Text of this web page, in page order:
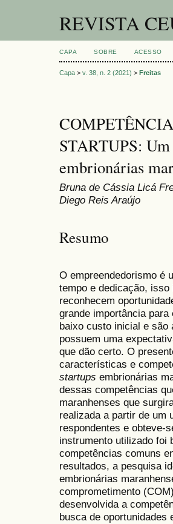
REVISTA
CAPA SOBRE ACESSO
Capa > v. 38, n. 2 (2021) > Freitas
STARTUPS: Um
embrionárias
Bruna de Cássia Licá
Diego Reis Araújo
Resumo
O empreendedorismo é
tempo e dedicação,
reconhecem
grande importância
baixo custo inicial e
possuem uma
que dão certo. O
características e
startups embrionárias
dessas competências
maranhenses que
realizada a partir de um
respondentes e obteve-
instrumento utilizado foi
competências comuns
resultados, a pesquisa
embrionárias
comprometimento
desenvolvida a
busca de